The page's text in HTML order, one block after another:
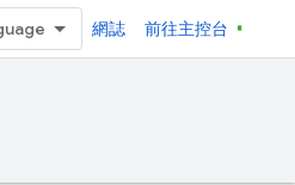
網誌 前往主控台